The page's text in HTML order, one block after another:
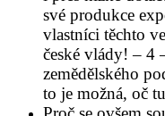
své produkce
vlastníci těchto
české vlády! – 4
zemědělského
to je možná, oč